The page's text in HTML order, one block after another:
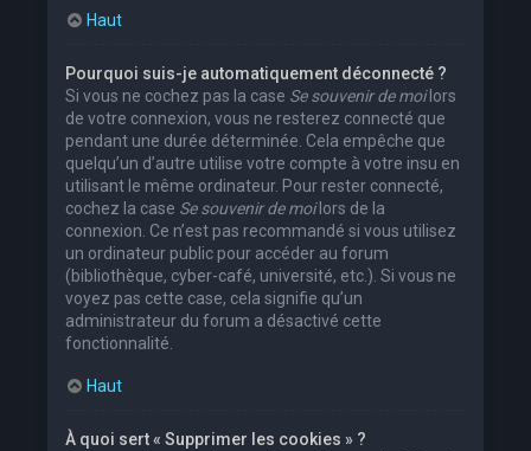
Haut
Pourquoi suis-je automatiquement déconnecté ?
Si vous ne cochez pas la case Se souvenir de moilors
de votre connexion, vous ne resterez connecté que
pendant une durée déterminée. Cela empêche que
quelqu’un d’autre utilise votre compte à votre insu en
utilisant le même ordinateur. Pour rester connecté,
cochez la case Se souvenir de moilors de la
connexion. Ce n’est pas recommandé si vous utilisez
un ordinateur public pour accéder au forum
(bibliothèque, cyber-café, université, etc.). Si vous ne
voyez pas cette case, cela signifie qu’un
administrateur du forum a désactivé cette
fonctionnalité.
Haut
À quoi sert « Supprimer les cookies » ?